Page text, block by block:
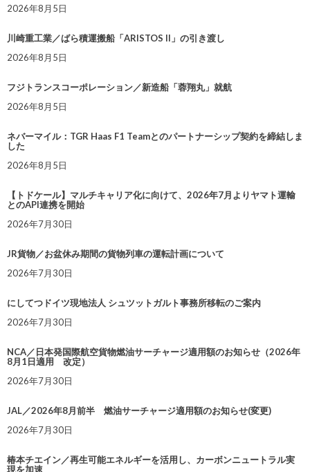
2026年8月5日
川崎重工業／ばら積運搬船「ARISTOS II」の引き渡し
2026年8月5日
フジトランスコーポレーション／新造船「蓉翔丸」就航
2026年8月5日
ネバーマイル：TGR Haas F1 Teamとのパートナーシップ契約を締結しま
した
2026年8月5日
【トドケール】マルチキャリア化に向けて、2026年7月よりヤマト運輸
とのAPI連携を開始
2026年7月30日
JR貨物／お盆休み期間の貨物列車の運転計画について
2026年7月30日
にしてつドイツ現地法人 シュツットガルト事務所移転のご案内
2026年7月30日
NCA／日本発国際航空貨物燃油サーチャージ適用額のお知らせ（2026年
8月1日適用 改定）
2026年7月30日
JAL／2026年8月前半 燃油サーチャージ適用額のお知らせ(変更)
2026年7月30日
椿本チエイン／再生可能エネルギーを活用し、カーボンニュートラル実
現を加速